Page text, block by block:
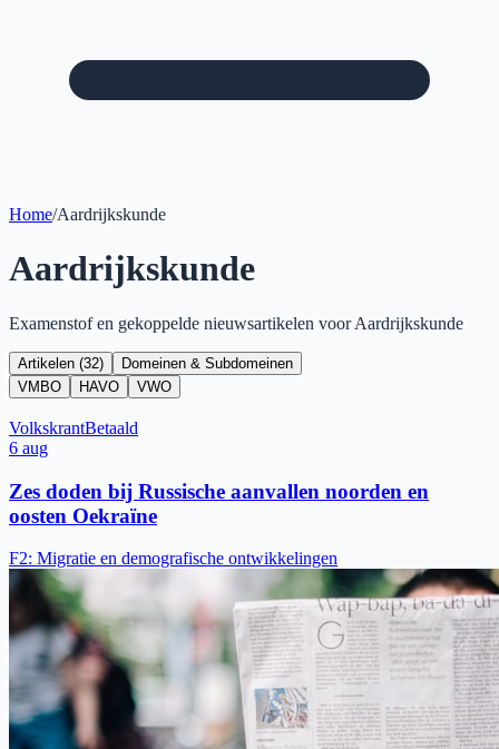
Home/Aardrijkskunde
Aardrijkskunde
Examenstof en gekoppelde nieuwsartikelen voorAardrijkskunde
Artikelen (32)
Domeinen & Subdomeinen
VMBO
HAVO VWO
VolkskrantBetaald
6 aug
Zes doden bij Russische aanvallen noorden en
oosten Oekraïne
F2: Migratie en demografische ontwikkelingen